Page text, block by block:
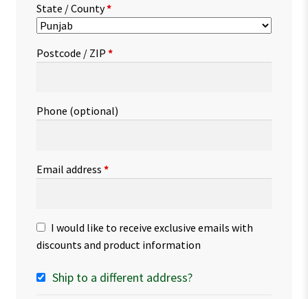
State / County*
Postcode / ZIP *
Phone (optional)
Email address *
I would like to receive exclusive emails with
discounts and product information
Ship to a different address?